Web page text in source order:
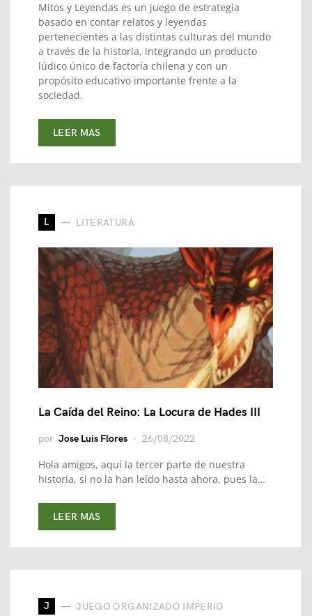
Mitos y Leyendas es un juego de estrategia
basado en contar relatos y leyendas
pertenecientes a las distintas culturas del mundo
a través de la historia, integrando un producto
lúdico único de factoría chilena y con un
propósito educativo importante frente a la
sociedad.
LEER MAS
L LITERATURA
La Caída del Reino: La Locura de Hades III
por Jose Luis Flores 26/08/2022
Hola amigos, aquí la tercer parte de nuestra
historia, si no la han leído hasta ahora, pues la…
LEER MAS
J JUEGO ORGANIZADO IMPERIO